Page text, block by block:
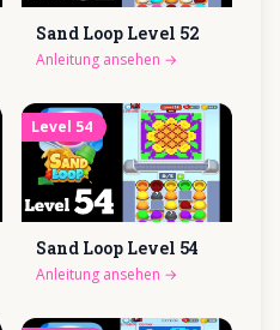
Sand Loop Level 52
Anleitung ansehen →
Level 54
Sand Loop Level 54
Anleitung ansehen →